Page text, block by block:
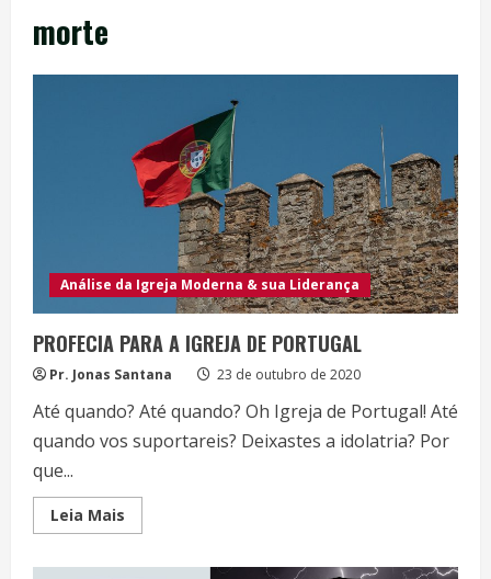
morte
Análise da Igreja Moderna & sua Liderança
PROFECIA PARA A IGREJA DE PORTUGAL
Pr. Jonas Santana 23 de outubro de 2020
Até quando? Até quando? Oh Igreja de Portugal! Até
quando vos suportareis? Deixastes a idolatria? Por
que...
Leia Mais
more